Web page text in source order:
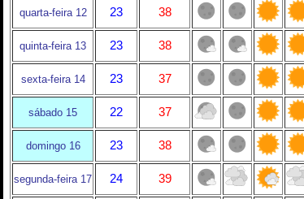
quarta-feira 12 23 38
quinta-feira 13 23 38
sexta-feira 14 23 37
sábado 15 22 37
domingo 16 23 38
segunda-feira 17 24 39